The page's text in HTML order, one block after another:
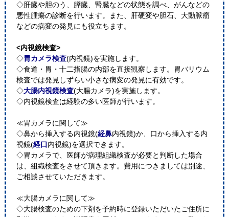
◇肝臓や胆のう、膵臓、腎臓などの状態を調べ、がんなどの
悪性腫瘍の診断を行います。また、肝硬変や胆石、大動脈瘤
などの病変の発見にも役立ちます。
<内視鏡検査>
◇胃カメラ検査(内視鏡)を実施します。
◇食道・胃・十二指腸の内部を直接観察します。胃バリウム
検査では発見しずらい小さな病変の発見に有効です。
◇大腸内視鏡検査(大腸カメラ)を実施します。
◇内視鏡検査は経験の多い医師が行います。
≪胃カメラに関して≫
◇鼻から挿入する内視鏡(経鼻内視鏡)か、口から挿入する内
視鏡(経口内視鏡)を選択できます。
◇胃カメラで、医師が病理組織検査が必要と判断した場合
は、組織検査をさせて頂きます。費用につきましては別途、
ご相談させていただきます。
≪大腸カメラに関して≫
◇大腸検査のための下剤を予約時に登録いただいたご住所に